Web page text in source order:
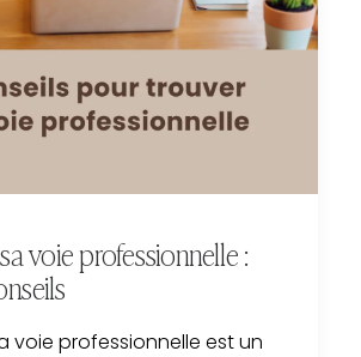
voie professionnelle :
voie professionnelle est un